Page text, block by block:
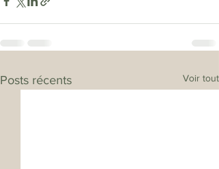
Posts récents Voir tout